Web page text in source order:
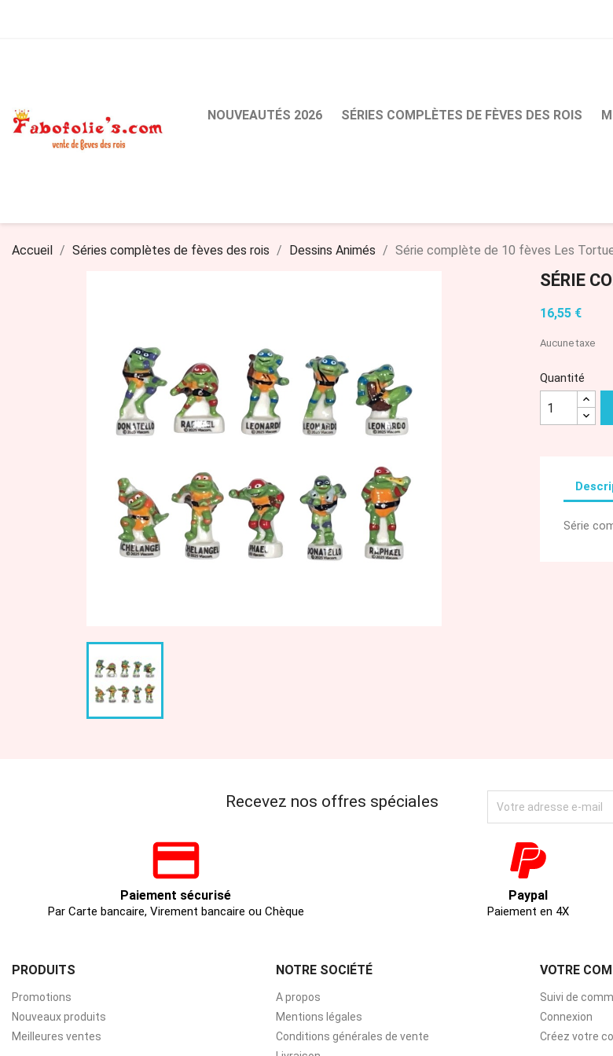
NOUVEAUTÉS 2026 SÉRIES COMPLÈTES DE FÈVES DES ROIS
Accueil Séries complètes de fèves des rois Dessins Animés Série complète de 10 fèves Les
SÉRIE
16,55 €
Aucune taxe
Quantité
Série
Recevez nos offres spéciales
Paiement sécurisé
Par Carte bancaire, Virement bancaire ou Chèque
Paypal
Paiement en 4X
PRODUITS
Promotions
Nouveaux produits
Meilleures ventes
NOTRE SOCIÉTÉ
A propos
Mentions légales
Conditions générales de vente
VOTRE
Suivi de
Connexion
Créez votre